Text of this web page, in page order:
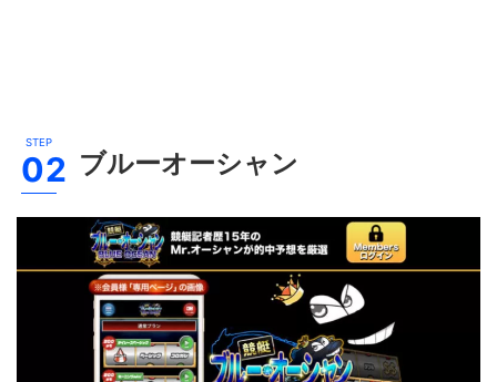
ブルーオーシャン